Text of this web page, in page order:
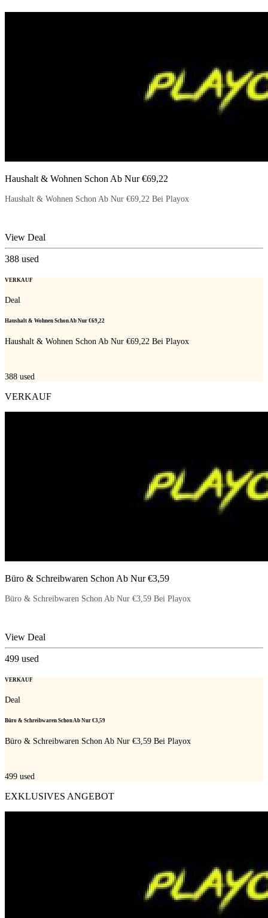
Haushalt & Wohnen Schon Ab Nur €69,22
Haushalt & Wohnen Schon Ab Nur €69,22 Bei Playox
View Deal
388 used
VERKAUF
Deal
Haushalt & Wohnen Schon Ab Nur €69,22
Haushalt & Wohnen Schon Ab Nur €69,22 Bei Playox
388 used
VERKAUF
Büro & Schreibwaren Schon Ab Nur €3,59
Büro & Schreibwaren Schon Ab Nur €3,59 Bei Playox
View Deal
499 used
VERKAUF
Deal
Büro & Schreibwaren Schon Ab Nur €3,59
Büro & Schreibwaren Schon Ab Nur €3,59 Bei Playox
499 used
EXKLUSIVES ANGEBOT